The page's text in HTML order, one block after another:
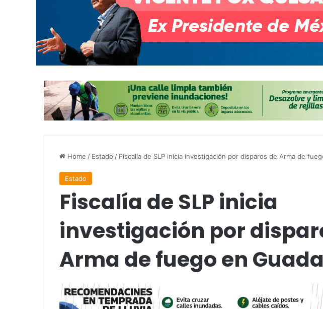
Home / Estado / Fiscalía de SLP inicia investigación por disparos de Arma de
Estado
Fiscalía de SLP inicia
investigación por
Arma de fuego en